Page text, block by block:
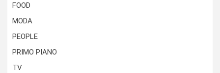
FOOD
MODA
PEOPLE
PRIMO PIANO
TV